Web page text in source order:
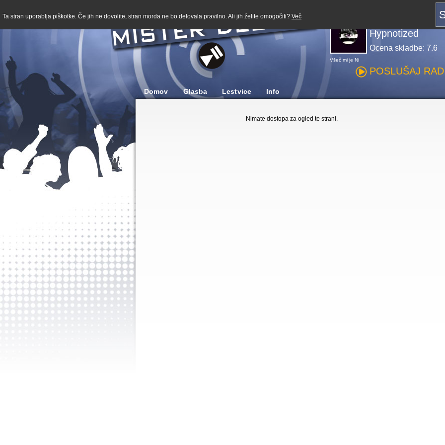
Ta stran uporablja piškotke. Če jih ne dovolite, stran morda ne bo delovala pravilno. Ali jih želite omogočiti? Več
Purple Disco
Hypnotized
Ocena skladbe: 7.6
Všeč mi je Ni
POSLUŠAJ
Domov Glasba Lestvice Info
Nimate dostopa za ogled te strani.